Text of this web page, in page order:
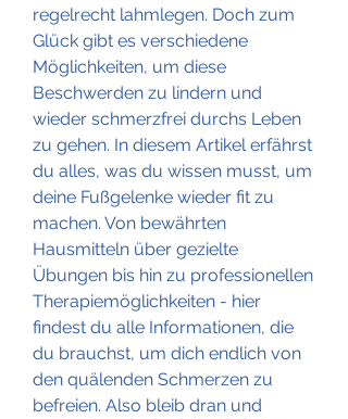
regelrecht lahmlegen. Doch zum
Glück gibt es verschiedene
Möglichkeiten, um diese
Beschwerden zu lindern und
wieder schmerzfrei durchs Leben
zu gehen. In diesem Artikel erfährst
du alles, was du wissen musst, um
deine Fußgelenke wieder fit zu
machen. Von bewährten
Hausmitteln über gezielte
Übungen bis hin zu professionellen
Therapiemöglichkeiten - hier
findest du alle Informationen, die
du brauchst, um dich endlich von
den quälenden Schmerzen zu
befreien. Also bleib dran und